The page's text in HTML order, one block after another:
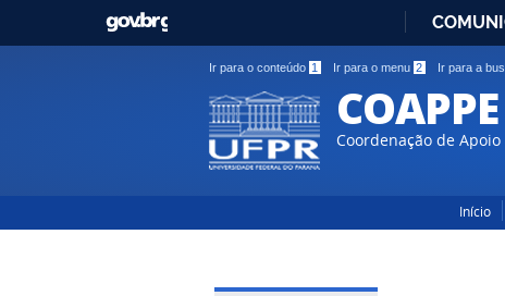
GOVBR
Ir para o conteúdo 1 Ir para o menu 2 Ir para a
COAPPE
Coordenação de
Início